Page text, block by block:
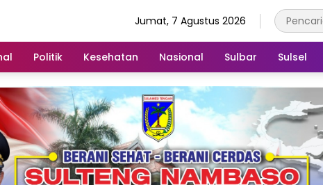
Jumat, 7 Agustus 2026
Politik Kesehatan Nasional Sulbar Sulsel